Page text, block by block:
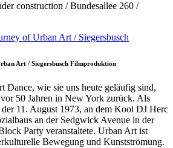
construction / Bundesallee 260 /
Art / Siegersbusch Filmproduktion
Dance, wie sie uns heute geläufig sind,
50 Jahren in New York zurück. Als
11. August 1973, an dem Kool DJ Herc
an der Sedgwick Avenue in der
Party veranstaltete. Urban Art ist
Bewegung und Kunstströmung.